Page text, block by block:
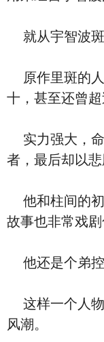
就从宇智波斑
原作里斑的人
十，甚至还曾超
实力强大，命
者，最后却以悲
他和柱间的初
故事也非常戏剧
他还是个弟控
这样一个人物
风潮。